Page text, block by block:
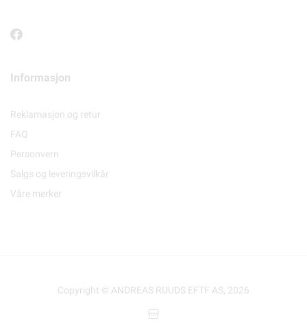
Informasjon
Reklamasjon og retur
FAQ
Personvern
Salgs og leveringsvilkår
Våre merker
Copyright © ANDREAS RUUDS EFTF AS, 2026